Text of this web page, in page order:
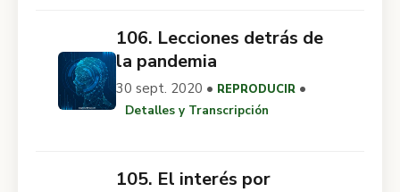
106. Lecciones detrás de
la pandemia
30 sept. 2020 • REPRODUCIR •
Detalles y Transcripción
105. El interés por